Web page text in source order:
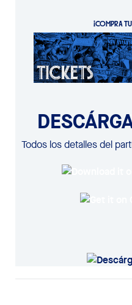
¡COMPRA
Todos los detalles del